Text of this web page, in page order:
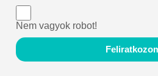
Nem vagyok robot!